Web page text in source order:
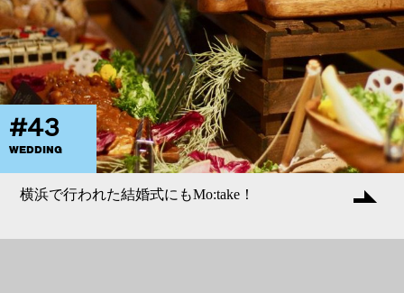
#43
WEDDING
横浜で行われた結婚式にもMo:take！